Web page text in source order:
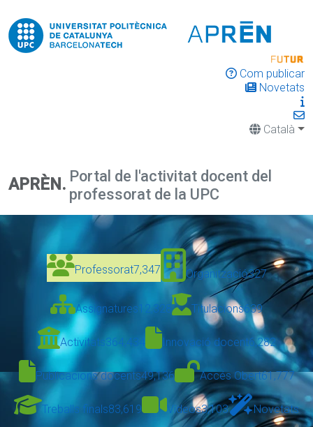
Com publicar
Novetats
Català
APRÈN. Portal de l'activitat docent del
professorat de la UPC
Professorat7,347 Organització327
Assignatures12,328 Titulacions639
Activitats364,434 Innovació docent6,282
Publicacions docents49,136 Accés Obert61,777
Treballs finals83,619 Vídeos3,103 Novetats